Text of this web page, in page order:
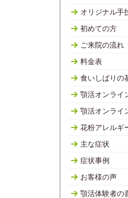
オリジナル手
初めての方
ご来院の流れ
料金表
食いしばりの
顎活オンライ
顎活オンライ
花粉アレルギ
主な症状
症状事例
お客様の声
顎活体験者の